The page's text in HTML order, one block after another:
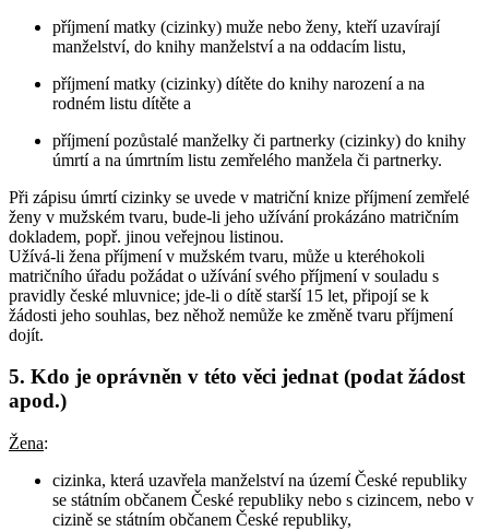
příjmení matky (cizinky) muže nebo ženy, kteří uzavírají
manželství, do knihy manželství a na oddacím listu,
příjmení matky (cizinky) dítěte do knihy narození a na
rodném listu dítěte a
příjmení pozůstalé manželky či partnerky (cizinky) do knihy
úmrtí a na úmrtním listu zemřelého manžela či partnerky.
Při zápisu úmrtí cizinky se uvede v matriční knize příjmení zemřelé
ženy v mužském tvaru, bude-li jeho užívání prokázáno matričním
dokladem, popř. jinou veřejnou listinou.
Užívá-li žena příjmení v mužském tvaru, může u kteréhokoli
matričního úřadu požádat o užívání svého příjmení v souladu s
pravidly české mluvnice; jde-li o dítě starší 15 let, připojí se k
žádosti jeho souhlas, bez něhož nemůže ke změně tvaru příjmení
dojít.
5. Kdo je oprávněn v této věci jednat (podat žádost
apod.)
Žena:
cizinka, která uzavřela manželství na území České republiky
se státním občanem České republiky nebo s cizincem, nebo v
cizině se státním občanem České republiky,